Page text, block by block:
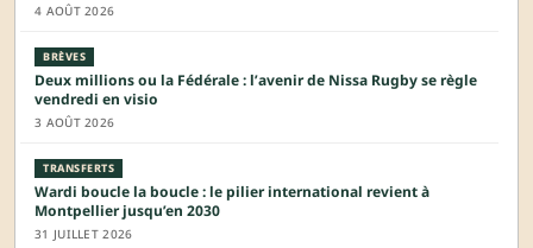
4 AOÛT 2026
BRÈVES
Deux millions ou la Fédérale : l’avenir de Nissa Rugby se règle
vendredi en visio
3 AOÛT 2026
TRANSFERTS
Wardi boucle la boucle : le pilier international revient à
Montpellier jusqu’en 2030
31 JUILLET 2026